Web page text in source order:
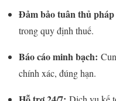
Đảm bảo tuân thủ
trong quy định thuế.
Báo cáo minh bạch:
chính xác, đúng hạn.